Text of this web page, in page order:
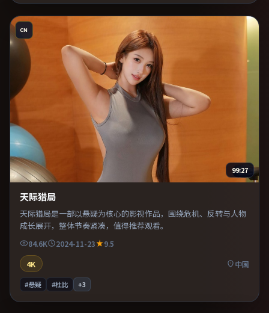
CN
99:27
天际猎局
天际猎局是一部以悬疑为核心的影视作品，围绕危机、反转与人物
成长展开，整体节奏紧凑，值得推荐观看。
84.6K 2024-11-23
9.5
4K
中国
#悬疑 #杜比 +3